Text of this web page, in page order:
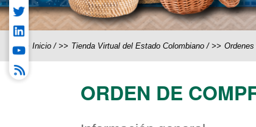
Inicio / Tienda Virtual del Estado Colombiano /
ORDEN DE